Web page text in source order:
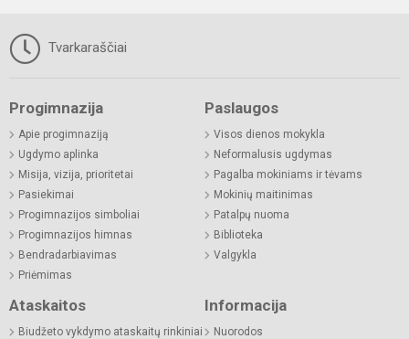
Tvarkaraščiai
Progimnazija
Apie progimnaziją
Ugdymo aplinka
Misija, vizija, prioritetai
Pasiekimai
Progimnazijos simboliai
Progimnazijos himnas
Bendradarbiavimas
Priėmimas
Paslaugos
Visos dienos mokykla
Neformalusis ugdymas
Pagalba mokiniams ir tėvams
Mokinių maitinimas
Patalpų nuoma
Biblioteka
Valgykla
Ataskaitos
Biudžeto vykdymo ataskaitų rinkiniai
Informacija
Nuorodos